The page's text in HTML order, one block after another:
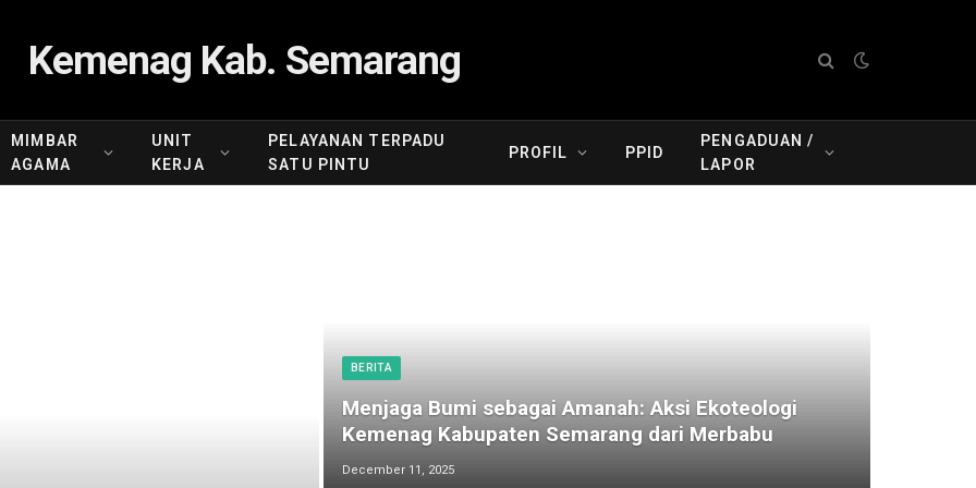
Kemenag Kab. Semarang
MIMBAR
AGAMA
UNIT
KERJA
PELAYANAN TERPADU
SATU PINTU
PROFIL PPID
PENGADUAN /
LAPOR
BERITA
Menjaga Bumi sebagai Amanah: Aksi Ekoteologi
Kemenag Kabupaten Semarang dari Merbabu
December 11, 2025